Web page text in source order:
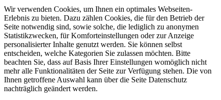
Wir verwenden Cookies, um Ihnen ein optimales Webseiten-
Erlebnis zu bieten. Dazu zählen Cookies, die für den Betrieb der
Seite notwendig sind, sowie solche, die lediglich zu anonymen
Statistikzwecken, für Komforteinstellungen oder zur Anzeige
personalisierter Inhalte genutzt werden. Sie können selbst
entscheiden, welche Kategorien Sie zulassen möchten. Bitte
beachten Sie, dass auf Basis Ihrer Einstellungen womöglich nicht
mehr alle Funktionalitäten der Seite zur Verfügung stehen. Die von
Ihnen getroffene Auswahl kann über die Seite Datenschutz
nachträglich geändert werden.